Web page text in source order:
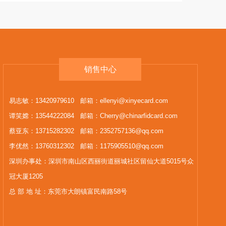
销售中心
易志敏：13420979610 邮箱：ellenyi@xinyecard.com
谭笑嫦：13544222084 邮箱：Cherry@chinarfidcard.com
蔡亚东：13715282302 邮箱：2352757136@qq.com
李优然：13760312302 邮箱：1175905510@qq.com
深圳办事处：深圳市南山区西丽街道丽城社区留仙大道5015号众
冠大厦1205
总 部 地 址：东莞市大朗镇富民南路58号